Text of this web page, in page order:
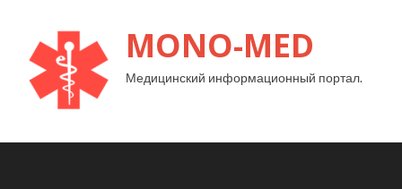
MONO-MED
Медицинский информационный портал.